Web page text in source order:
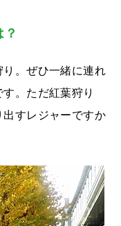
り。ぜひ一緒に連れ
。ただ紅葉狩り
すレジャーですか